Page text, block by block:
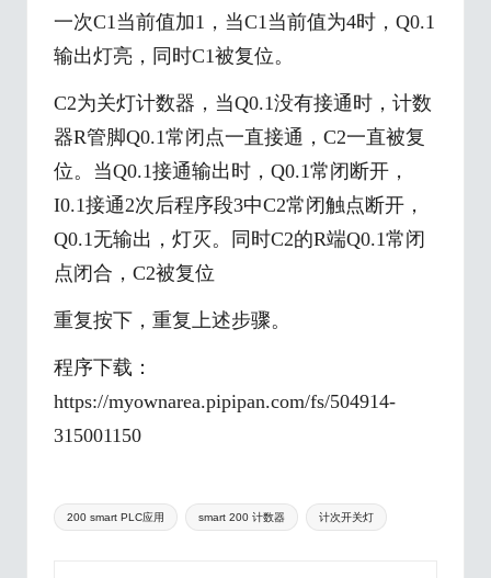
一次C1当前值加1，当C1当前值为4时，Q0.1
输出灯亮，同时C1被复位。
C2为关灯计数器，当Q0.1没有接通时，计数
器R管脚Q0.1常闭点一直接通，C2一直被复
位。当Q0.1接通输出时，Q0.1常闭断开，
I0.1接通2次后程序段3中C2常闭触点断开，
Q0.1无输出，灯灭。同时C2的R端Q0.1常闭
点闭合，C2被复位
重复按下，重复上述步骤。
程序下载：
https://myownarea.pipipan.com/fs/504914-
315001150
Tags:
200 smart PLC应用 smart 200 计数器 计次开关灯